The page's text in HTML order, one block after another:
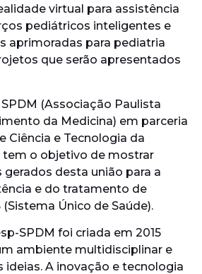
virtual para assistência
pediátricos inteligentes e
aprimoradas para pediatria
que serão apresentados
(Associação Paulista
da Medicina) em parceria
Ciência e Tecnologia da
tem o objetivo de mostrar
desta união para a
e do tratamento de
Único de Saúde).
SPDM foi criada em 2015
ambiente multidisciplinar e
ideias. A inovação e tecnologia